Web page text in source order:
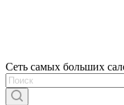
Сеть самых больших